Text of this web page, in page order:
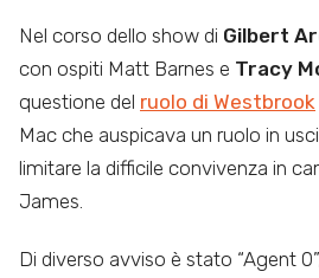
Nel corso dello show di Gilbert
con ospiti Matt Barnes e Tracy
questione del ruolo di Westbrook
Mac che auspicava un ruolo in
limitare la difficile convivenza in
James.
Di diverso avviso è stato “Agent